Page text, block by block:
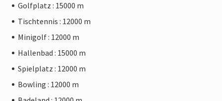
Golfplatz : 15000 m
Tischtennis : 12000 m
Minigolf : 12000 m
Hallenbad : 15000 m
Spielplatz : 12000 m
Bowling : 12000 m